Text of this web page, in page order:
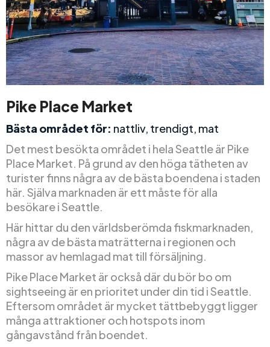
Pike Place Market
Bästa området för: nattliv, trendigt, mat
Det mest besökta området i hela Seattle är Pike
Place Market. På grund av den höga tätheten av
turister finns några av de bästa boendena i staden
här. Själva marknaden är ett måste för alla
besökare i Seattle.
Här hittar du den världsberömda fiskmarknaden,
några av de bästa maträtterna i regionen och
massor av hemlagad mat till försäljning.
Pike Place Market är också där du bör bo om
sightseeing är en prioritet under din tid i Seattle.
Eftersom området är mycket tättbebyggt ligger
många attraktioner och hotspots inom
gångavstånd från boendet.